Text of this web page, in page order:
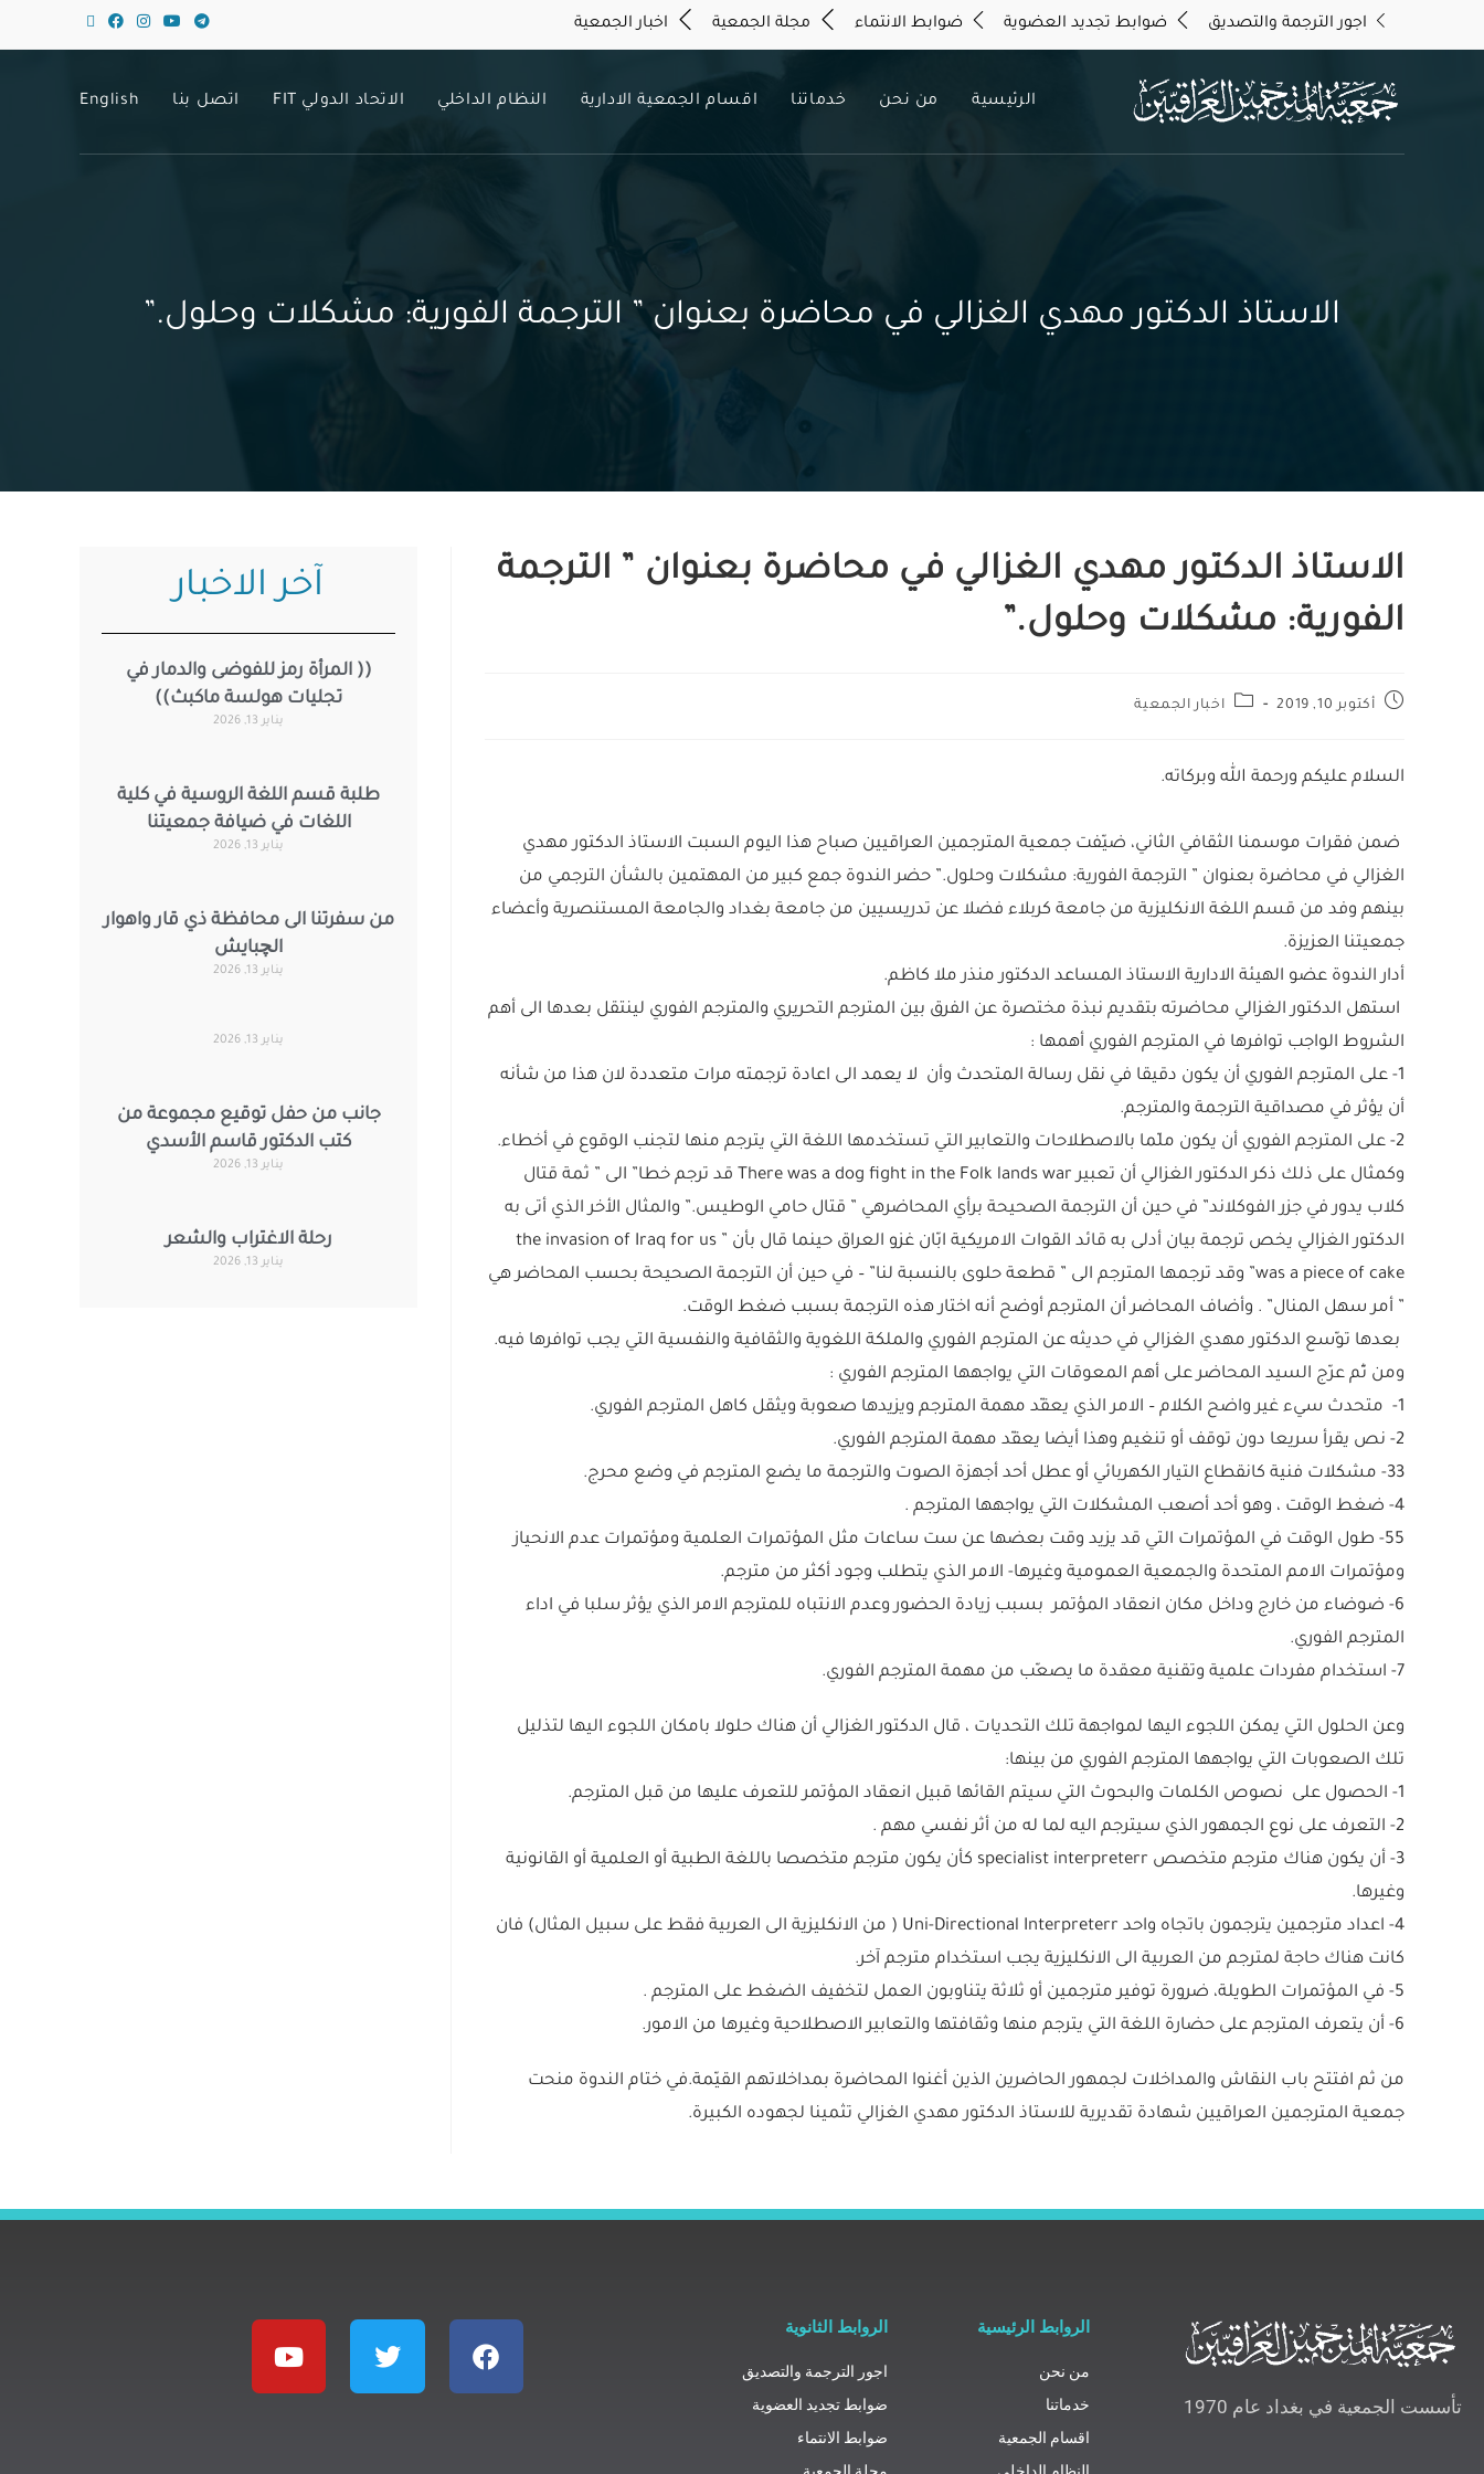
اجور الترجمة والتصديق ضوابط تجديد العضوية ضوابط الانتماء مجلة الجمعية اخبار الجمعية
الرئيسية من نحن خدماتنا اقسام الجمعية الادارية النظام الداخلي الاتحاد الدولي FIT اتصل بنا English
الاستاذ الدكتور مهدي الغزالي في محاضرة بعنوان ” الترجمة الفورية: مشكلات وحلول.”
الاستاذ الدكتور مهدي الغزالي في محاضرة بعنوان ” الترجمة
الفورية: مشكلات وحلول.”
أكتوبر 10, 2019 اخبار الجمعية
السلام عليكم ورحمة الله وبركاته.
ضمن فقرات موسمنا الثقافي الثاني، ضيّفت جمعية المترجمين العراقيين صباح هذا اليوم السبت الاستاذ الدكتور مهدي
الغزالي في محاضرة بعنوان ” الترجمة الفورية: مشكلات وحلول.” حضر الندوة جمع كبير من المهتمين بالشأن الترجمي من
بينهم وفد من قسم اللغة الانكليزية من جامعة كربلاء فضلا عن تدريسيين من جامعة بغداد والجامعة المستنصرية وأعضاء
جمعيتنا العزيزة.
أدار الندوة عضو الهيئة الادارية الاستاذ المساعد الدكتور منذر ملا كاظم.
استهل الدكتور الغزالي محاضرته بتقديم نبذة مختصرة عن الفرق بين المترجم التحريري والمترجم الفوري لينتقل بعدها الى أهم
الشروط الواجب توافرها في المترجم الفوري أهمها :
1- على المترجم الفوري أن يكون دقيقا في نقل رسالة المتحدث وأن لا يعمد الى اعادة ترجمته مرات متعددة لان هذا من شأنه
أن يؤثر في مصداقية الترجمة والمترجم.
2- على المترجم الفوري أن يكون ملّما بالاصطلاحات والتعابير التي تستخدمها اللغة التي يترجم منها لتجنب الوقوع في أخطاء.
وكمثال على ذلك ذكر الدكتور الغزالي أن تعبير There was a dog fight in the Folk lands war قد ترجم خطا” الى ” ثمة قتال
كلاب يدور في جزر الفوكلاند” في حين أن الترجمة الصحيحة برأي المحاضرهي ” قتال حامي الوطيس.” والمثال الأخر الذي أتى به
الدكتور الغزالي يخص ترجمة بيان أدلى به قائد القوات الامريكية ابّان غزو العراق حينما قال بأن ” the invasion of Iraq for us
was a piece of cake” وقد ترجمها المترجم الى ” قطعة حلوى بالنسبة لنا” – في حين أن الترجمة الصحيحة بحسب المحاضر هي
” أمر سهل المنال” . وأضاف المحاضر أن المترجم أوضح أنه اختار هذه الترجمة بسبب ضغط الوقت.
بعدها توّسع الدكتور مهدي الغزالي في حديثه عن المترجم الفوري والملكة اللغوية والثقافية والنفسية التي يجب توافرها فيه.
ومن ثّم عرّج السيد المحاضر على أهم المعوقات التي يواجهها المترجم الفوري :
1- متحدث سيء غير واضح الكلام – الامر الذي يعقّد مهمة المترجم ويزيدها صعوبة ويثقل كاهل المترجم الفوري.
2- نص يقرأ سريعا دون توقف أو تنغيم وهذا أيضا يعقّد مهمة المترجم الفوري.
33- مشكلات فنية كانقطاع التيار الكهربائي أو عطل أحد أجهزة الصوت والترجمة ما يضع المترجم في وضع محرج.
4- ضغط الوقت ، وهو أحد أصعب المشكلات التي يواجهها المترجم .
55- طول الوقت في المؤتمرات التي قد يزيد وقت بعضها عن ست ساعات مثل المؤتمرات العلمية ومؤتمرات عدم الانحياز
ومؤتمرات الامم المتحدة والجمعية العمومية وغيرها- الامر الذي يتطلب وجود أكثر من مترجم.
6- ضوضاء من خارج وداخل مكان انعقاد المؤتمر بسبب زيادة الحضور وعدم الانتباه للمترجم الامر الذي يؤثر سلبا في اداء
المترجم الفوري.
7- استخدام مفردات علمية وتقنية معقدة ما يصعّب من مهمة المترجم الفوري.
وعن الحلول التي يمكن اللجوء اليها لمواجهة تلك التحديات ، قال الدكتور الغزالي أن هناك حلولا بامكان اللجوء اليها لتذليل
تلك الصعوبات التي يواجهها المترجم الفوري من بينها:
1- الحصول على نصوص الكلمات والبحوث التي سيتم القائها قبيل انعقاد المؤتمر للتعرف عليها من قبل المترجم.
2- التعرف على نوع الجمهور الذي سيترجم اليه لما له من أثر نفسي مهم .
3- أن يكون هناك مترجم متخصص specialist interpreterr كأن يكون مترجم متخصصا باللغة الطبية أو العلمية أو القانونية
وغيرها.
4- اعداد مترجمين يترجمون باتجاه واحد Uni-Directional Interpreterr ( من الانكليزية الى العربية فقط على سبيل المثال) فان
كانت هناك حاجة لمترجم من العربية الى الانكليزية يجب استخدام مترجم آخر.
5- في المؤتمرات الطويلة، ضرورة توفير مترجمين أو ثلاثة يتناوبون العمل لتخفيف الضغط على المترجم .
6- أن يتعرف المترجم على حضارة اللغة التي يترجم منها وثقافتها والتعابير الاصطلاحية وغيرها من الامور.
من ثم افتتح باب النقاش والمداخلات لجمهور الحاضرين الذين أغنوا المحاضرة بمداخلاتهم القيّمة.في ختام الندوة منحت
جمعية المترجمين العراقيين شهادة تقديرية للاستاذ الدكتور مهدي الغزالي تثمينا لجهوده الكبيرة.
آخر الاخبار
(( المرأة رمز للفوضى والدمار في
تجليات هولسة ماكبث))
يناير 13, 2026
طلبة قسم اللغة الروسية في كلية
اللغات في ضيافة جمعيتنا
يناير 13, 2026
من سفرتنا الى محافظة ذي قار واهوار
الچبايش
يناير 13, 2026
يناير 13, 2026
جانب من حفل توقيع مجموعة من
كتب الدكتور قاسم الأسدي
يناير 13, 2026
رحلة الاغتراب والشعر
يناير 13, 2026
تأسست الجمعية في بغداد عام 1970
الروابط الرئيسية
من نحن
خدماتنا
اقسام الجمعية
الروابط الثانوية
اجور الترجمة والتصديق
ضوابط تجديد العضوية
ضوابط الانتماء